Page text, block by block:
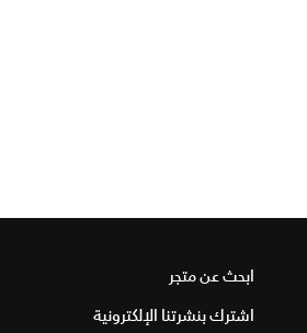
ابحث عن متجر
اشترك بنشرتنا الإلكترونية